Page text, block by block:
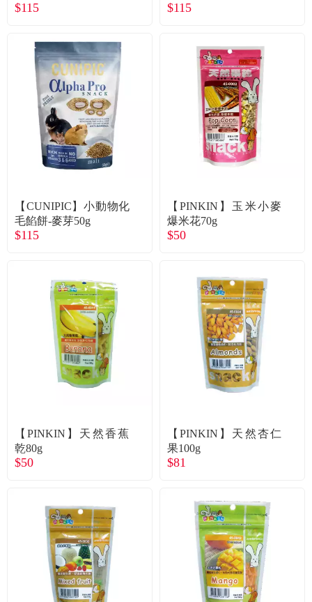
關於我們
合作提案
購物流程
常見問題
$115 $115
【CUNIPIC】小動物化
毛餡餅-麥芽50g
$115
【PINKIN】玉米小麥
爆米花70g
$50
【PINKIN】天然香蕉
乾80g
$50
【PINKIN】天然杏仁
果100g
$81